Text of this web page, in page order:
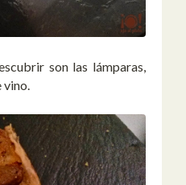
son las lámparas,
vino.